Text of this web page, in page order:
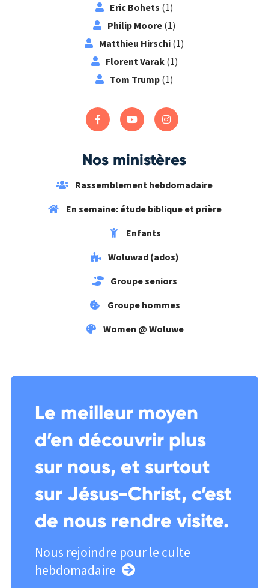
Eric Bohets (1)
Philip Moore (1)
Matthieu Hirschi (1)
Florent Varak(1)
Tom Trump (1)
Nos ministères
Rassemblement hebdomadaire
En semaine: étude biblique et prière
Enfants
Woluwad (ados)
Groupe seniors
Groupe hommes
Women @ Woluwe
Le meilleur moyen
d’en découvrir plus
sur nous, et surtout
sur Jésus-Christ, c’est
de nous rendre visite.
Nous rejoindre pour le culte
hebdomadaire